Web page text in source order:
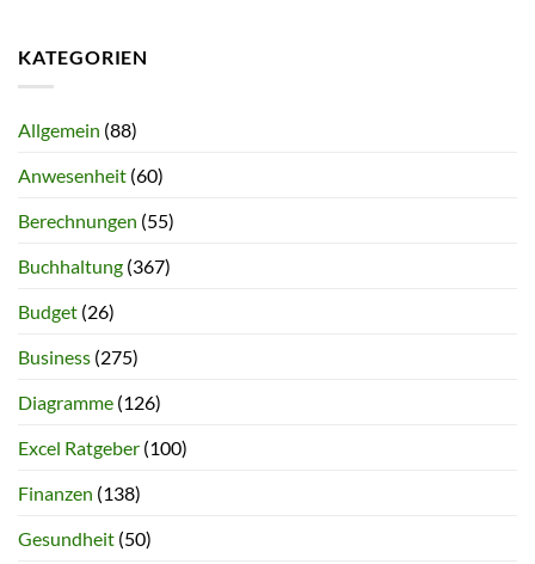
KATEGORIEN
Allgemein (88)
Anwesenheit (60)
Berechnungen (55)
Buchhaltung (367)
Budget (26)
Business (275)
Diagramme (126)
Excel Ratgeber (100)
Finanzen (138)
Gesundheit (50)